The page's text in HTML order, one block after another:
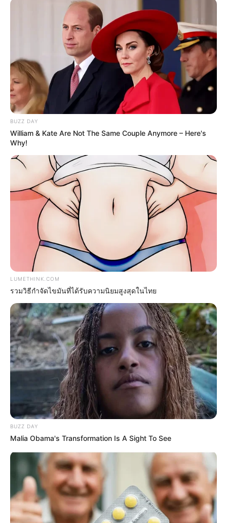
Bollywood’s Boldest Dance Scenes Still Trending
The Insane True Stories Behind Cameron's Biggest
Films
BRAINBERRIES
Unleashing Her Passion: Demi Moore's 8 Sultriest
Movie Roles!
BRAINBERRIES
6 Best '90s Action Movies To Watch Today
BRAINBERRIES
BUZZ DAY
William & Kate Are Not The Same Couple Anymore – Here's
Why!
LUMETHINK.COM
รวมวิธีกำจัดไขมันที่ได้รับความนิยมสูงสุดในไทย
BUZZ DAY
Malia Obama's Transformation Is A Sight To See